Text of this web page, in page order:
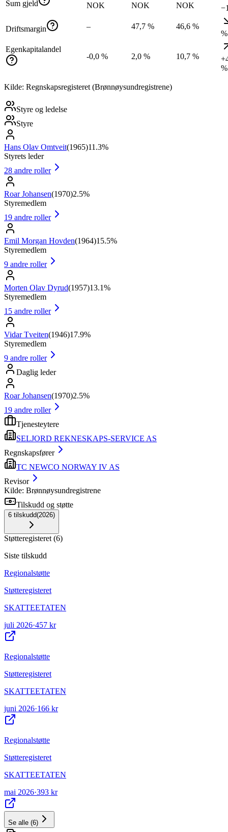
Sum gjeld
NOK
NOK
NOK
Driftsmargin – 47,7 %
46,6 %
%
Egenkapitalandel
-0,0 %
2,0 % 10,7 %
%
Kilde: Regnskapsregisteret (Brønnøysundregistrene)
Styre og ledelse
Styre
Hans Olav Omtveit(1965)11.3%
Styrets leder
28 andre roller
Roar Johansen(1970)2.5%
Styremedlem
19 andre roller
Emil Morgan Hovden(1964)15.5%
Styremedlem
9 andre roller
Morten Olav Dyrud(1957)13.1%
Styremedlem
15 andre roller
Vidar Tveiten(1946)17.9%
Styremedlem
9 andre roller
Daglig leder
Roar Johansen(1970)2.5%
19 andre roller
Tjenesteytere
SELJORD REKNESKAPS-SERVICE AS
Regnskapsfører
TC NEWCO NORWAY IV AS
Revisor
Kilde: Brønnøysundregistrene
Tilskudd og støtte
6 tilskudd(2026)
Støtteregisteret (6)
Siste tilskudd
Regionalstøtte
Støtteregisteret
SKATTEETATEN
juli 2026·457 kr
Regionalstøtte
Støtteregisteret
SKATTEETATEN
juni 2026·166 kr
Regionalstøtte
Støtteregisteret
SKATTEETATEN
mai 2026·393 kr
Se alle (6)